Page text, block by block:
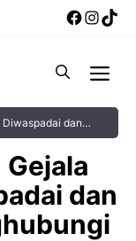
Diwaspadai dan
dan